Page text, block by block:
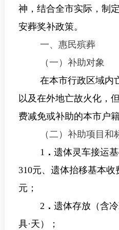
神 ，结合全市实际， 制定
安葬奖补政策。
一、惠民殡葬
（一）补助对象
在本市行政区域内
以及在外地亡故火化，
费减免或补助的本市户籍
（二）补助项目和
1 ．遗体灵车接运
310元、遗体抬移基本收
元；
2 ．遗体存放（含冷
具·天）
；